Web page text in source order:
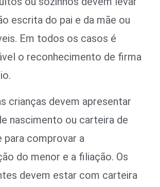
escrita do pai e da mãe ou
Em todos os casos é
o reconhecimento de firma
crianças devem apresentar
nascimento ou carteira de
para comprovar a
do menor e a filiação. Os
devem estar com carteira